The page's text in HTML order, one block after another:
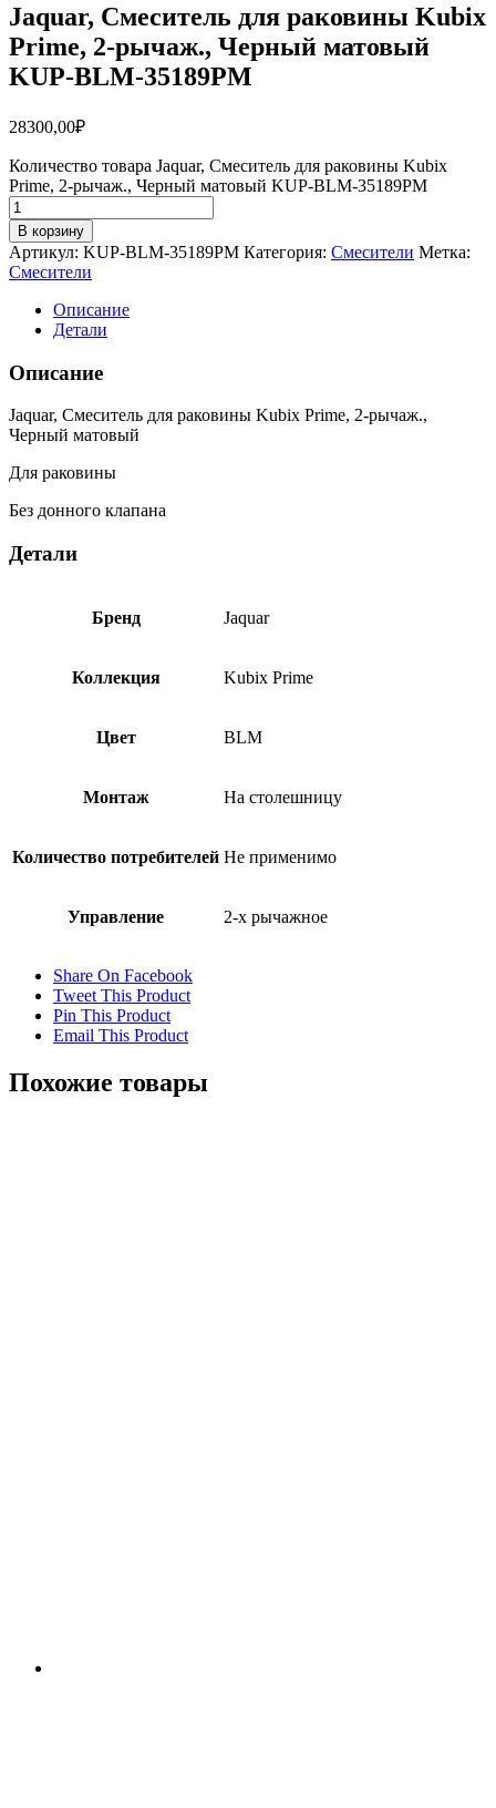
Jaquar, Смеситель для раковины Kubix
Prime, 2-рычаж., Черный матовый
KUP-BLM-35189PM
28300,00₽
Количество товара Jaquar, Смеситель для раковины Kubix
Prime, 2-рычаж., Черный матовый KUP-BLM-35189PM
В корзину
Артикул: KUP-BLM-35189PM Категория: Смесители Метка:
Смесители
Описание
Детали
Описание
Jaquar, Смеситель для раковины Kubix Prime, 2-рычаж.,
Черный матовый
Для раковины
Без донного клапана
Детали
Бренд Jaquar
Коллекция Kubix Prime
Цвет BLM
Монтаж На столешницу
Количество потребителей Не применимо
Управление 2-х рычажное
Share On Facebook
Tweet This Product
Pin This Product
Email This Product
Похожие товары